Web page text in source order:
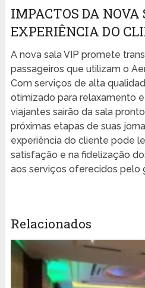
IMPACTOS DA
EXPERIÊNCIA DO
A nova sala VIP promete
passageiros que utilizam o
Com serviços de alta
otimizado para relaxamento
viajantes sairão da sala
próximas etapas de suas
experiência do cliente pode
satisfação e na fidelização
aos serviços oferecidos pelo
Relacionados